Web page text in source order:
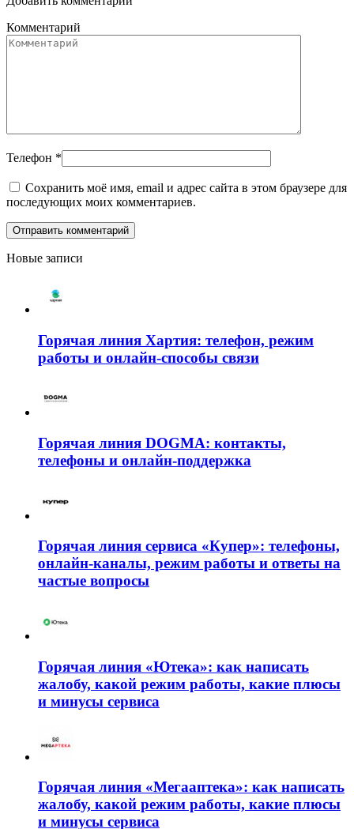
Комментарий
Телефон *
Сохранить моё имя, email и адрес сайта в этом браузере для
последующих моих комментариев.
Новые записи
Горячая линия Хартия: телефон, режим
работы и онлайн-способы связи
Горячая линия DOGMA: контакты,
телефоны и онлайн-поддержка
Горячая линия сервиса «Купер»: телефоны,
онлайн-каналы, режим работы и ответы на
частые вопросы
Горячая линия «Ютека»: как написать
жалобу, какой режим работы, какие плюсы
и минусы сервиса
Горячая линия «Мегааптека»: как написать
жалобу, какой режим работы, какие плюсы
и минусы сервиса